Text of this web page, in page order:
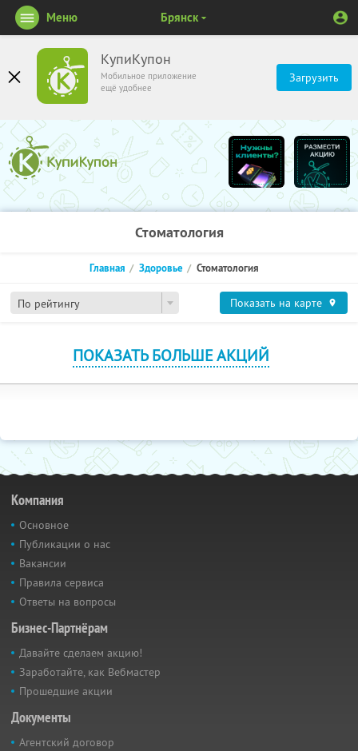
КупиКупон
Мобильное приложение
ещё удобнее
Загрузить
Меню Брянск
Стоматология
По рейтингу
Главная Здоровье Стоматология
Показать на карте
ПОКАЗАТЬ БОЛЬШЕ АКЦИЙ
Компания
Основное
Публикации о нас
Вакансии
Правила сервиса
Ответы на вопросы
Бизнес-Партнёрам
Давайте сделаем акцию!
Заработайте, как Вебмастер
Прошедшие акции
Документы
Агентский договор